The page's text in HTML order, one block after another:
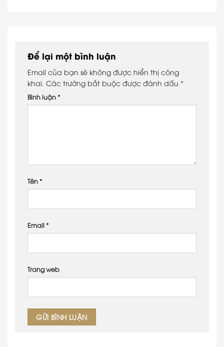
Để lại một bình luận
Email của bạn sẽ không được hiển thị công
khai. Các trường bắt buộc được đánh dấu *
Bình luận *
Tên *
Email *
Trang web